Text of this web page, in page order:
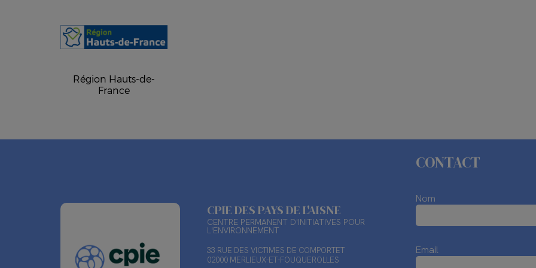
Région Hauts-de-
France
CPIE DES PAYS DE L'AISNE
CENTRE PERMANENT D'INITIATIVES POUR
L'ENVIRONNEMENT
33 RUE DES VICTIMES DE COMPORTET
02000 MERLIEUX-ET-FOUQUEROLLES
CONTACT
Nom
Email